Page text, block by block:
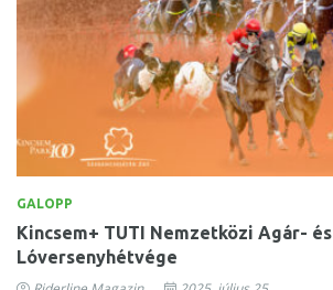
GALOPP
Kincsem+ TUTI Nemzetközi Agár- és
Lóversenyhétvége